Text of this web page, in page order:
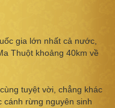
gia lớn nhất cả nước,
Thuột khoảng 40km về
tuyệt vời, chẳng khác
cánh rừng nguyên sinh